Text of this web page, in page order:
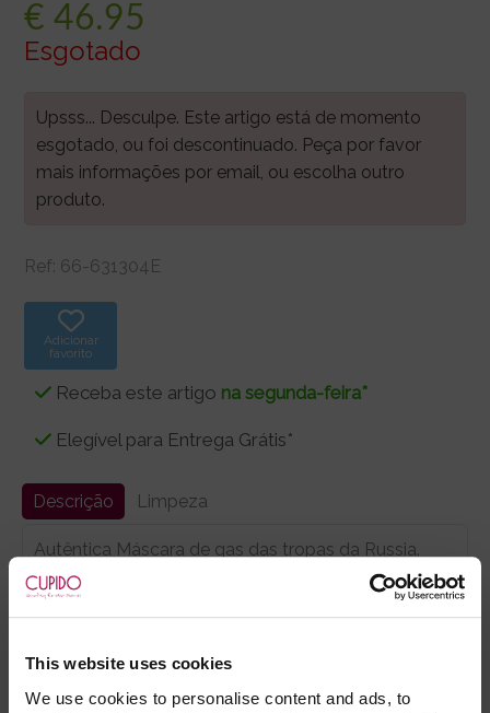
This website uses cookies
We use cookies to personalise content and ads, to
€ 46.95
Esgotado
Upsss... Desculpe. Este artigo está de momento
esgotado, ou foi descontinuado. Peça por favor
mais informações por email, ou escolha outro
produto.
Ref: 66-631304E
Adicionar
favorito
Receba este artigo na segunda-feira*
Elegível para Entrega Grátis*
Descrição Limpeza
Autêntica Máscara de gas das tropas da Russia.
Fabricado em Borracha com óculo de vidro.
eventualmente ter pequenos sinais de uso.